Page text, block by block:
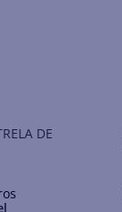
DE